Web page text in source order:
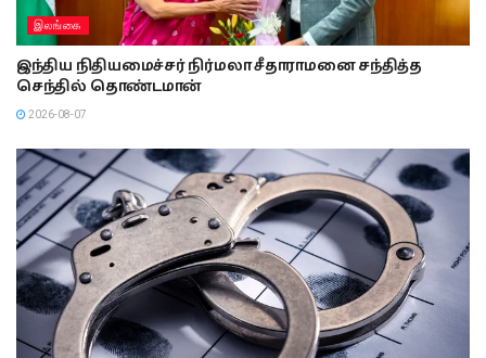
இலங்கை
இந்திய நிதியமைச்சர் நிர்மலா சீதாராமனை சந்தித்த
செந்தில் தொண்டமான்
2026-08-07